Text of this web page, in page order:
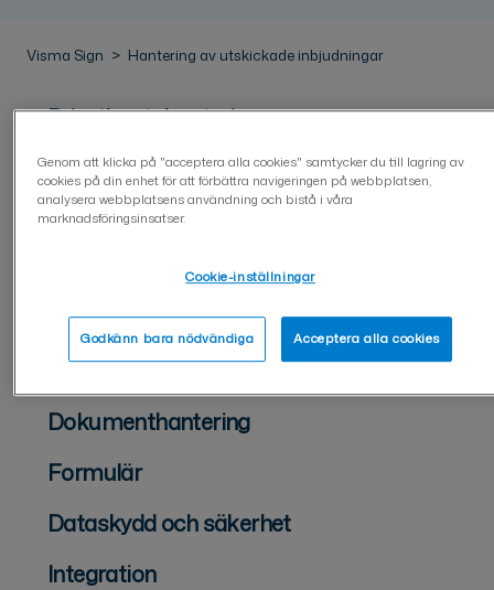
Visma Sign Hantering av utskickade inbjudningar
Privatkontohantering
Hantering av organisationskonto
Tvåstegsverifiering (2FA)
Användarhantering på företagskonto
För dokumentsändare
För dokumentunderskrivare
Dokumenthantering
Formulär
Dataskydd och säkerhet
Integration
Genom att klicka på "acceptera alla cookies" samtycker du till lagring av
cookies på din enhet för att förbättra navigeringen på webbplatsen,
analysera webbplatsens användning och bistå i våra
marknadsföringsinsatser.
Cookie-inställningar
Godkänn bara nödvändiga Acceptera alla cookies